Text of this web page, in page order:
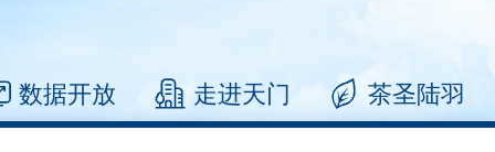
数据开放 走进天门 茶圣陆羽